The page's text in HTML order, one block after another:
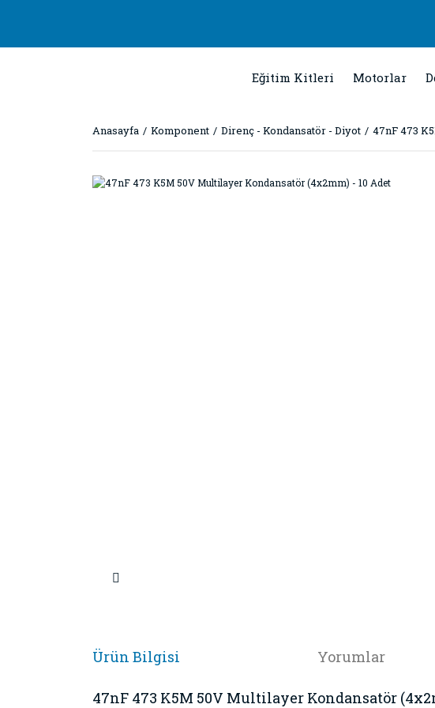
Eğitim Kitleri Motorlar
Anasayfa Komponent Direnç - Kondansatör - Diyot 47nF 473
Ürün Bilgisi Yorumlar
47nF 473 K5M 50V Multilayer Kondansatör